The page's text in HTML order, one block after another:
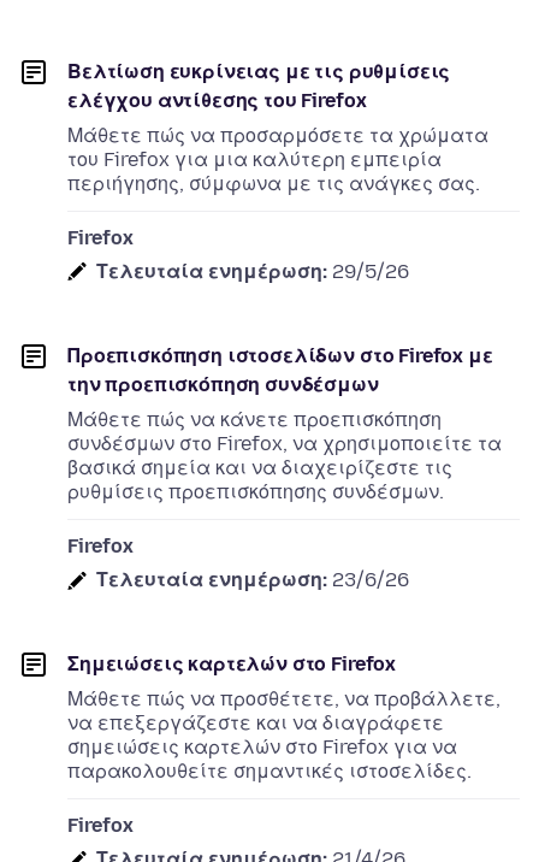
Βελτίωση ευκρίνειας με τις ρυθμίσεις
ελέγχου αντίθεσης του Firefox
Μάθετε πώς να προσαρμόσετε τα χρώματα
του Firefox για μια καλύτερη εμπειρία
περιήγησης, σύμφωνα με τις ανάγκες σας.
Firefox
Τελευταία ενημέρωση: 29/5/26
Προεπισκόπηση ιστοσελίδων στο Firefox με
την προεπισκόπηση συνδέσμων
Μάθετε πώς να κάνετε προεπισκόπηση
συνδέσμων στο Firefox, να χρησιμοποιείτε τα
βασικά σημεία και να διαχειρίζεστε τις
ρυθμίσεις προεπισκόπησης συνδέσμων.
Firefox
Τελευταία ενημέρωση: 23/6/26
Σημειώσεις καρτελών στο Firefox
Μάθετε πώς να προσθέτετε, να προβάλλετε,
να επεξεργάζεστε και να διαγράφετε
σημειώσεις καρτελών στο Firefox για να
παρακολουθείτε σημαντικές ιστοσελίδες.
Firefox